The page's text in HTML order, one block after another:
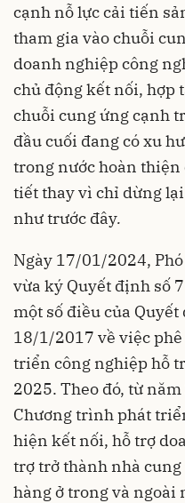
cạnh nỗ lực cải tiến
tham gia vào chuỗi
doanh nghiệp công
chủ động kết nối, hợp
chuỗi cung ứng cạnh
đầu cuối đang có xu
trong nước hoàn
tiết thay vì chỉ dừng
như trước đây.
Ngày 17/01/2024,
vừa ký Quyết định số
một số điều của
18/1/2017 về việc
triển công nghiệp hỗ
2025. Theo đó, từ
Chương trình phát
hiện kết nối, hỗ trợ
trợ trở thành nhà
hàng ở trong và ngoài